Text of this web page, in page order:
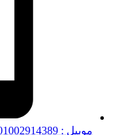
موبيل : 201002914389+